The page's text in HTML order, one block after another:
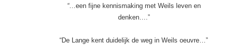
“…een fijne kennismaking met Weils leven en
denken….”
“De Lange kent duidelijk de weg in Weils oeuvre…”